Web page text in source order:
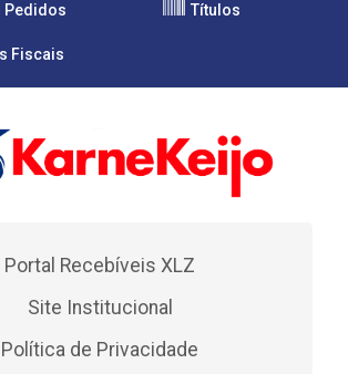
Pedidos Títulos
Fiscais
Portal Recebíveis XLZ
Site Institucional
Política de Privacidade